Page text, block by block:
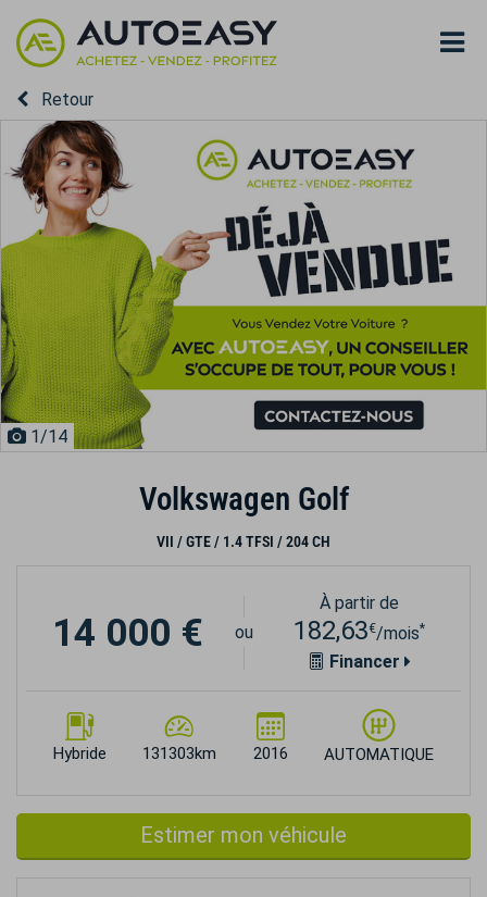
Retour
1/14
Volkswagen Golf
VII / GTE / 1.4 TFSI / 204 CH
Hybride 131303km 2016 AUTOMATIQUE
14 000 € ou
À partir de
182,63€/mois*
Financer
Estimer mon véhicule